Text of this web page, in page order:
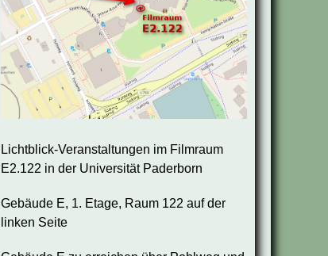
Lichtblick-Veranstaltungen im Filmraum
E2.122 in der Universität Paderborn
Gebäude E, 1. Etage, Raum 122 auf der
linken Seite